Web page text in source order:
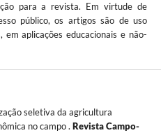
para a revista. Em virtude de
público, os artigos são de uso
aplicações educacionais e não-
seletiva da agricultura
no campo . Revista Campo-